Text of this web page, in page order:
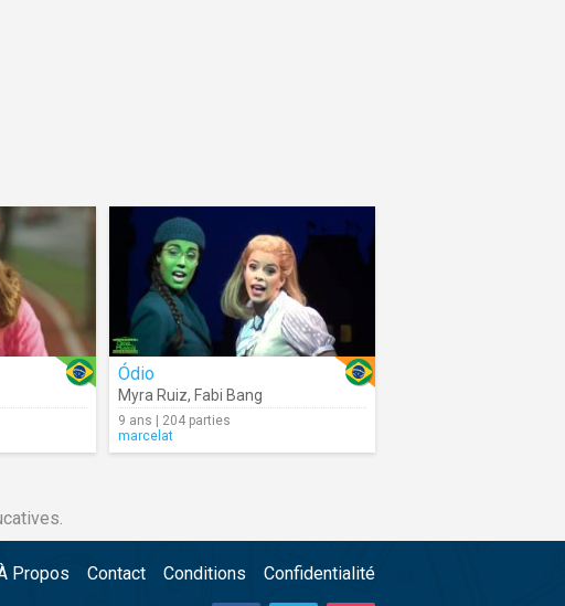
Ódio
Myra Ruiz, Fabi Bang
9 ans | 204 parties
marcelat
Propos Contact Conditions Confidentialité